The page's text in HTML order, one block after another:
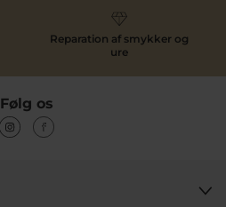
Reparation af smykker og
ure
Følg os